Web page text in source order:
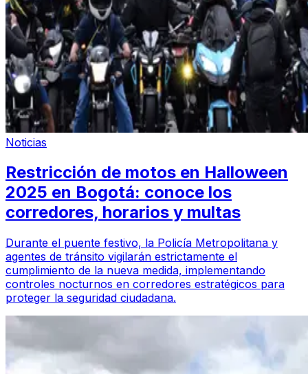
Noticias
Restricción de motos en Halloween
2025 en Bogotá: conoce los
corredores, horarios y multas
Durante el puente festivo, la Policía Metropolitana y
agentes de tránsito vigilarán estrictamente el
cumplimiento de la nueva medida, implementando
controles nocturnos en corredores estratégicos para
proteger la seguridad ciudadana.